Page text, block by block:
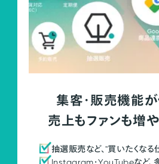
集客・販売機能
売上もファンも増
抽選販売など、"買いたくなる